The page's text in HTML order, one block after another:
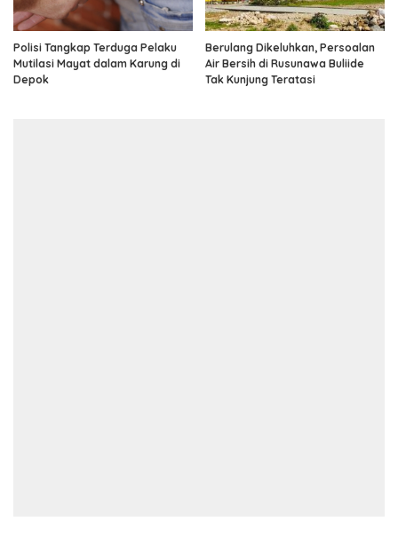
Polisi Tangkap Terduga Pelaku
Mutilasi Mayat dalam Karung di
Depok
Berulang Dikeluhkan, Persoalan
Air Bersih di Rusunawa Buliide
Tak Kunjung Teratasi